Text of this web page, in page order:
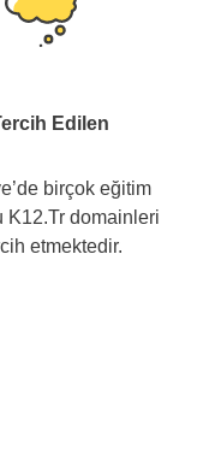
Edilen
birçok eğitim
K12.Tr domainleri
etmektedir.